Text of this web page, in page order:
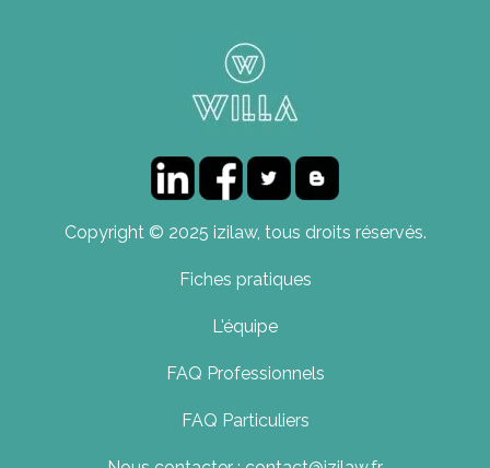
Copyright © 2025 izilaw, tous droits réservés.
Fiches pratiques
L'équipe
FAQ Professionnels
FAQ Particuliers